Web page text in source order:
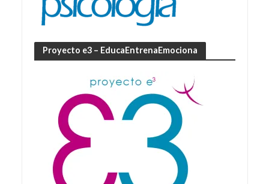
Proyecto e3 – EducaEntrenaEmociona